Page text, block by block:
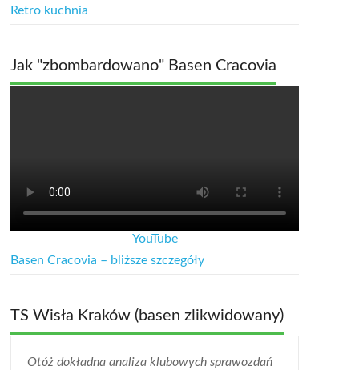
Retro kuchnia
Jak "zbombardowano" Basen Cracovia
YouTube
Basen Cracovia – bliższe szczegóły
TS Wisła Kraków (basen zlikwidowany)
Otóż dokładna analiza klubowych sprawozdań